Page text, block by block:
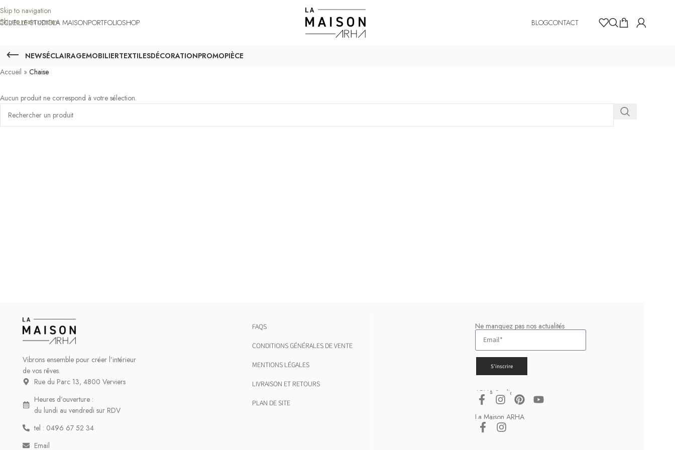
Skip to navigation
Skip to main content
LE STUDIOLA MAISONPORTFOLIOSHOP BLOGCONTACT
NEWSÉCLAIRAGEMOBILIERTEXTILESDÉCORATIONPROMOPIÈCE
Accueil » Chaise
Aucun produit ne correspond à votre sélection.
Vibrons ensemble pour créer l’intérieur
de vos rêves.
Rue du Parc 13, 4800 Verviers
Heures d’ouverture :
du lundi au vendredi sur RDV
tel : 0496 67 52 34
Email
FAQS
CONDITIONS GÉNÉRALES DE VENTE
MENTIONS LÉGALES
LIVRAISON ET RETOURS
PLAN DE SITE
Ne manquez pas nos actualités
S'inscrire
ARHA Studio
La Maison ARHA